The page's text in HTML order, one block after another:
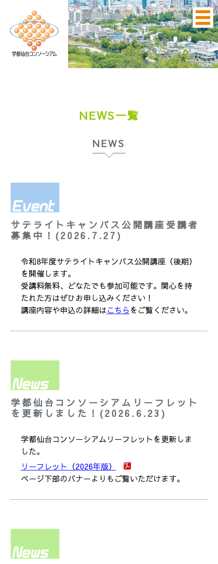
NEWS一覧
NEWS
サテライトキャンパス公開講座受講者
募集中！(2026.7.27)
令和8年度サテライトキャンパス公開講座（後期）
を開催します。
受講料無料、どなたでも参加可能です。関心を持
たれた方はぜひお申し込みください！
講座内容や申込の詳細はこちら をご覧ください。
学都仙台コンソーシアムリーフレット
を更新しました！(2026.6.23)
学都仙台コンソーシアムリーフレットを更新しま
した。
リーフレット（2026年版）
ページ下部のバナーよりもご覧いただけます。